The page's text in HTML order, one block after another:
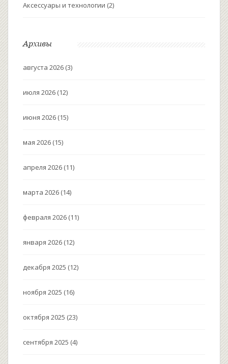
Аксессуары и технологии (2)
Архивы
августа 2026 (3)
июля 2026 (12)
июня 2026 (15)
мая 2026 (15)
апреля 2026 (11)
марта 2026 (14)
февраля 2026 (11)
января 2026 (12)
декабря 2025 (12)
ноября 2025 (16)
октября 2025 (23)
сентября 2025 (4)